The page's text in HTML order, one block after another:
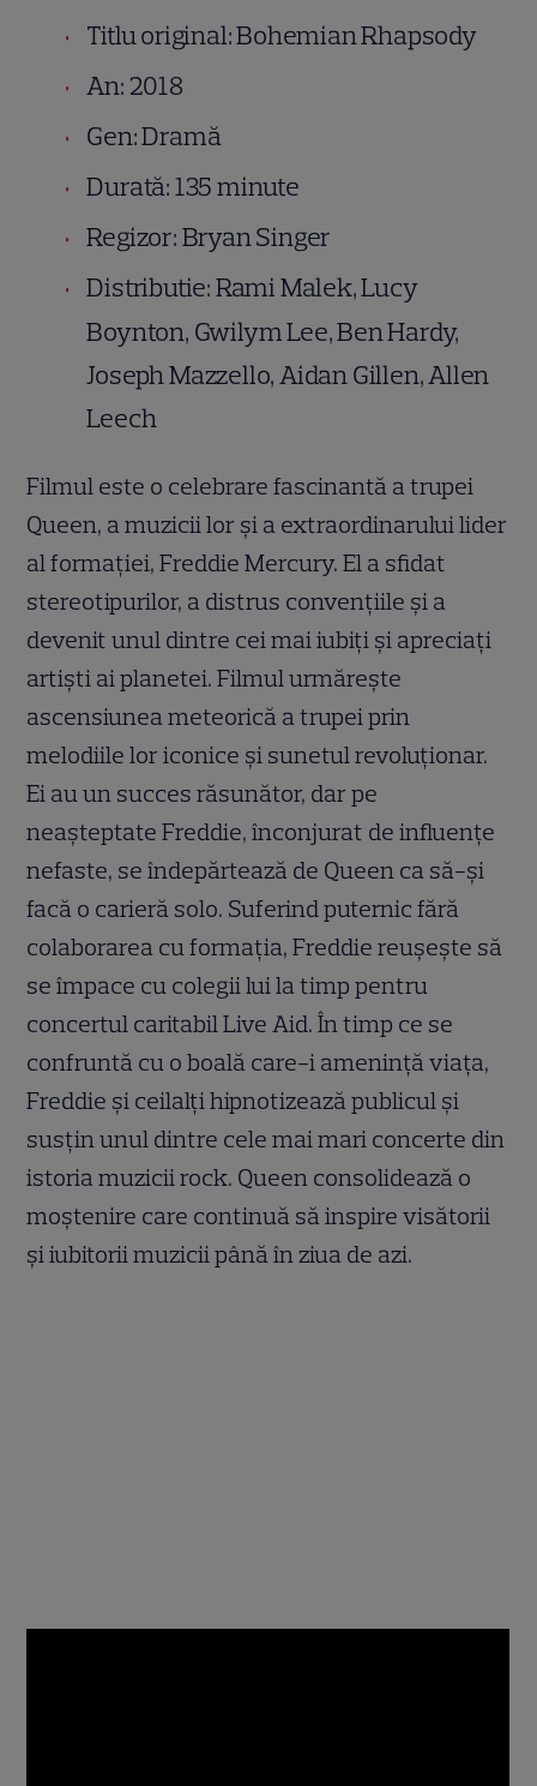
Titlu original: Bohemian Rhapsody
An: 2018
Gen: Dramă
Durată: 135 minute
Regizor: Bryan Singer
Distributie: Rami Malek, Lucy
Boynton, Gwilym Lee, Ben Hardy,
Joseph Mazzello, Aidan Gillen, Allen
Leech
Filmul este o celebrare fascinantă a trupei
Queen, a muzicii lor şi a extraordinarului lider
al formaţiei, Freddie Mercury. El a sfidat
stereotipurilor, a distrus convenţiile şi a
devenit unul dintre cei mai iubiţi şi apreciaţi
artişti ai planetei. Filmul urmăreşte
ascensiunea meteorică a trupei prin
melodiile lor iconice şi sunetul revoluţionar.
Ei au un succes răsunător, dar pe
neaşteptate Freddie, înconjurat de influenţe
nefaste, se îndepărtează de Queen ca să-şi
facă o carieră solo. Suferind puternic fără
colaborarea cu formaţia, Freddie reuşeşte să
se împace cu colegii lui la timp pentru
concertul caritabil Live Aid. În timp ce se
confruntă cu o boală care-i ameninţă viaţa,
Freddie şi ceilalţi hipnotizează publicul şi
susţin unul dintre cele mai mari concerte din
istoria muzicii rock. Queen consolidează o
moştenire care continuă să inspire visătorii
şi iubitorii muzicii până în ziua de azi.